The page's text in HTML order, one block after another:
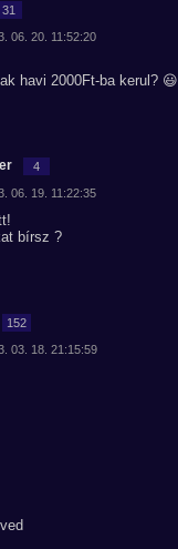
31
06. 20. 11:52:20
havi 2000Ft-ba kerul? 😃
4
06. 19. 11:22:35
bírsz ?
152
03. 18. 21:15:59